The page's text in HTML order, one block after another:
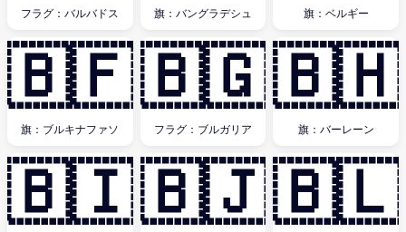
フラグ：バルバドス 旗：バングラデシュ 旗：ベルギー
🇧🇫
旗：ブルキナファソ
🇧🇬
フラグ：ブルガリア
🇧🇭
旗：バーレーン
🇧🇮🇧🇯🇧🇱